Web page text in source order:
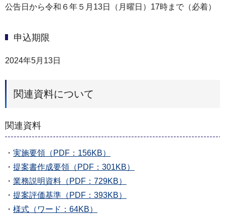
公告日から令和６年５月13日（月曜日）17時まで（必着）
申込期限
2024年5月13日
関連資料について
関連資料
・ 実施要領（PDF：156KB）
・ 提案書作成要領（PDF：301KB）
・ 業務説明資料（PDF：729KB）
・ 提案評価基準（PDF：393KB）
・ 様式（ワード：64KB）